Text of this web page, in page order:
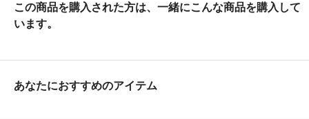
この商品を購入された方は、一緒にこんな商品を購入して
います。
あなたにおすすめのアイテム